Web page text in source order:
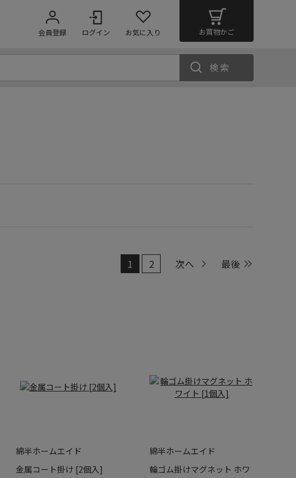
会員登録 ログイン お気に入り お買物かご
検索
1 2 次へ 最後
綿半ホームエイド
金属コート掛け [2個入]
綿半ホームエイド
輪ゴム掛けマグネット ホワ